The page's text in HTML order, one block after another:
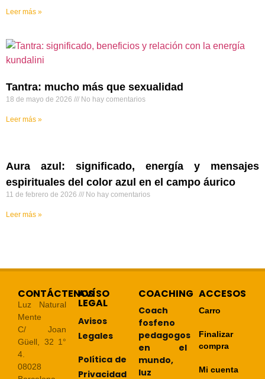
Leer más »
Tantra: mucho más que sexualidad
18 de mayo de 2026 No hay comentarios
Leer más »
Aura azul: significado, energía y mensajes
espirituales del color azul en el campo áurico
11 de febrero de 2026 No hay comentarios
Leer más »
CONTÁCTENOS
Luz Natural
Mente
C/ Joan
Güell, 32 1°
4.
08028
AVÍSO
LEGAL
Avisos
Legales
Política de
Privacidad
COACHING
Coach
fosfeno
pedagogos
en el
mundo,
luz
ACCESOS
Carro
Finalizar
compra
Mi cuenta